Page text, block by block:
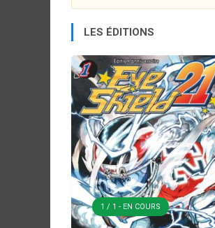
LES ÉDITIONS
1 / 1 - EN COURS